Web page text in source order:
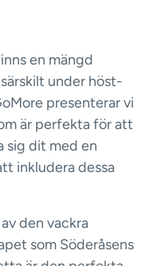
en mängd
under höst-
presenterar vi
är perfekta för att
sig dit med en
inkludera dessa
den vackra
som Söderåsens